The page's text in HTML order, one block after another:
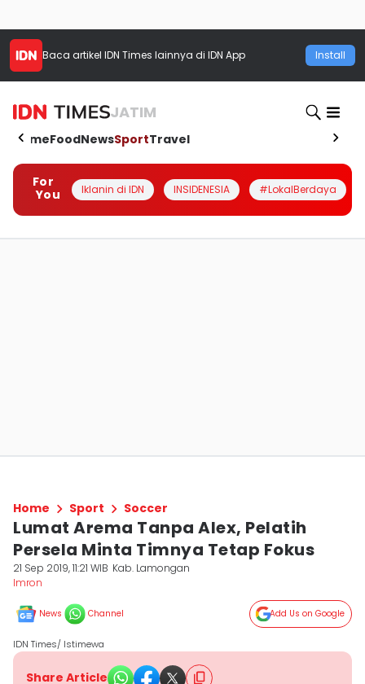
Baca artikel IDN Times lainnya di IDN App Install
JATIM
HomeFoodNewsSportTravel
For
You
Iklanin di IDN INSIDENESIA #LokalBerdaya
Home Sport Soccer
Lumat Arema Tanpa Alex, Pelatih
Persela Minta Timnya Tetap Fokus
21 Sep 2019, 11:21 WIB Kab. Lamongan
Imron
News Channel Add Us on Google
IDN Times/ Istimewa
Share Article